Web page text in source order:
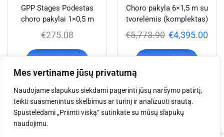
Mes vertiname jūsų privatumą
Naudojame slapukus siekdami pagerinti jūsų naršymo patirtį,
teikti suasmenintus skelbimus ar turinį ir analizuoti srautą.
Spustelėdami „Priimti viską“ sutinkate su mūsų slapukų
naudojimu.
GPP Stages Podestas
choro pakylai 1×0,5 m
€275.08
Choro pakyla 6×1,5 m su
tvorelėmis (komplektas)
€5,773.90 €4,395.00
Jums taip pat gali